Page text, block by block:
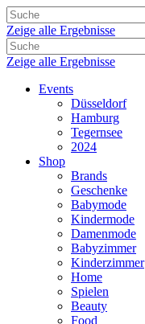
Zeige alle Ergebnisse
Zeige alle Ergebnisse
Events
Düsseldorf
Hamburg
Tegernsee
2024
Shop
Brands
Geschenke
Babymode
Kindermode
Damenmode
Babyzimmer
Kinderzimmer
Home
Spielen
Beauty
Food